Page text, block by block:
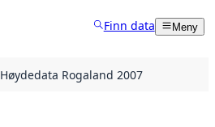
Finn data Meny
Høydedata Rogaland 2007